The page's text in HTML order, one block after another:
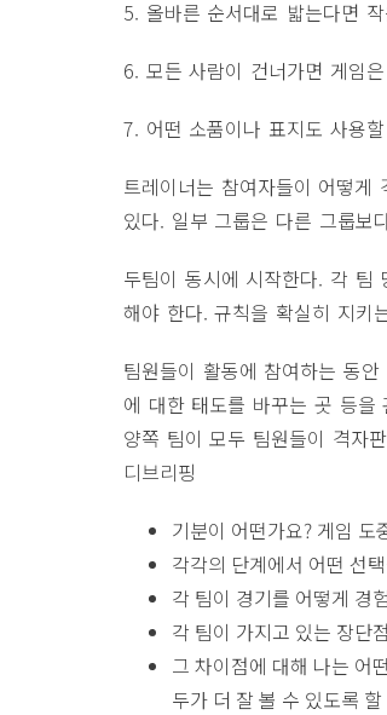
5. 올바른 순서대로 밟는다면
6. 모든 사람이 건너가면 게임
7. 어떤 소품이나 표지도 사용
트레이너는 참여자들이 어떻게
있다. 일부 그룹은 다른 그룹보
두팀이 동시에 시작한다. 각 팀
해야 한다. 규칙을 확실히 지키
팀원들이 활동에 참여하는 동
에 대한 태도를 바꾸는 곳 등을
양쪽 팀이 모두 팀원들이 격자
디브리핑
기분이 어떤가요? 게임 도
각각의 단계에서 어떤 선
각 팀이 경기를 어떻게 경
각 팀이 가지고 있는 장단
그 차이점에 대해 나는 어
두가 더 잘 볼 수 있도록